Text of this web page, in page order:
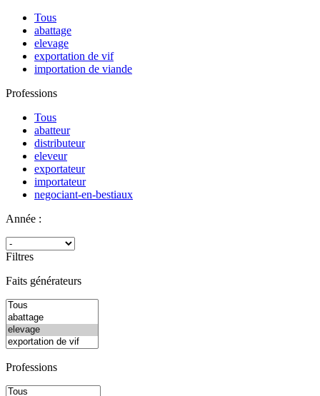
Tous
abattage
elevage
exportation de vif
importation de viande
Professions
Tous
abatteur
distributeur
eleveur
exportateur
importateur
negociant-en-bestiaux
Année :
Filtres
Faits générateurs
Professions